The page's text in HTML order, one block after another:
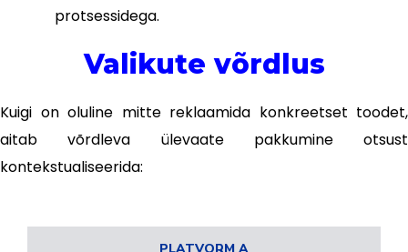
protsessidega.
Valikute võrdlus
Kuigi on oluline mitte reklaamida konkreetset toodet,
aitab võrdleva ülevaate pakkumine otsust
kontekstualiseerida:
PLATVORM A